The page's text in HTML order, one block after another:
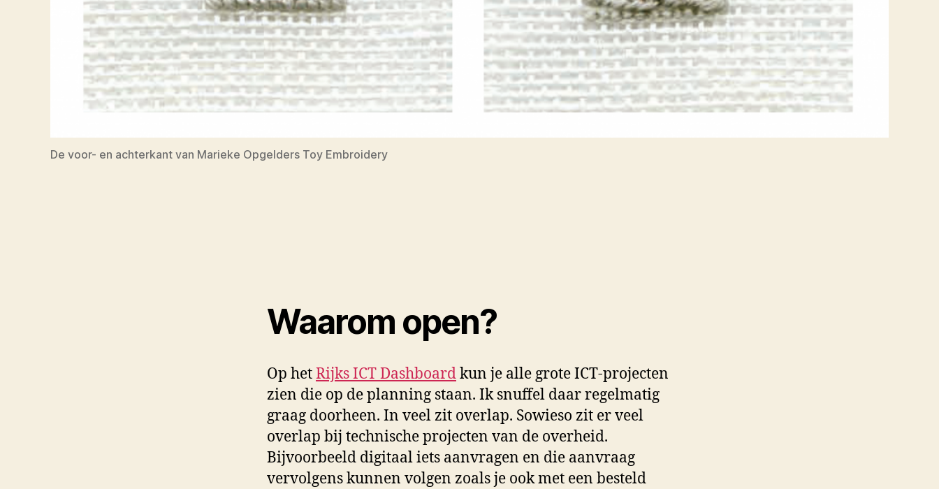
De voor- en achterkant van Marieke Opgelders Toy Embroidery
Waarom open?
Op hetRijks ICT Dashboardkun je alle grote ICT-projecten
zien die op de planning staan. Ik snuffel daar regelmatig
graag doorheen. In veel zit overlap. Sowieso zit er veel
overlap bij technische projecten van de overheid.
Bijvoorbeeld digitaal iets aanvragen en die aanvraag
vervolgens kunnen volgen zoals je ook met een besteld